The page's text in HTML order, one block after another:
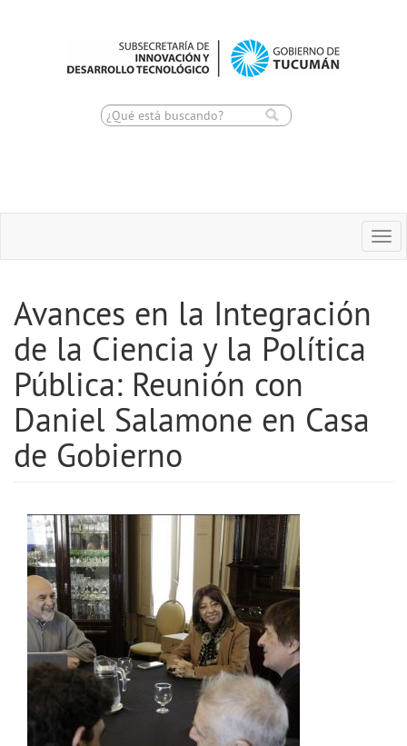
Avances en la Integración
de la Ciencia y la Política
Pública: Reunión con
Daniel Salamone en Casa
de Gobierno